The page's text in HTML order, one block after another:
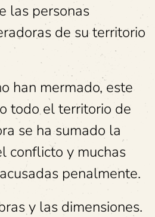
las personas
de su territorio
han mermado, este
todo el territorio de
se ha sumado la
conflicto y muchas
penalmente.
y las dimensiones.